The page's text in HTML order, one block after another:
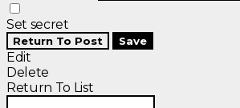
Set secret
Return To Post Save
Edit
Delete
Return To List